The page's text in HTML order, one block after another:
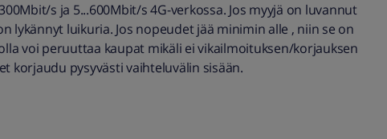
s ja 5...600Mbit/s 4G-verkossa. Jos myyjä on luvannut
lykännyt luikuria. Jos nopeudet jää minimin alle , niin se on
voi peruuttaa kaupat mikäli ei vikailmoituksen/korjauksen
korjaudu pysyvästi vaihteluvälin sisään.